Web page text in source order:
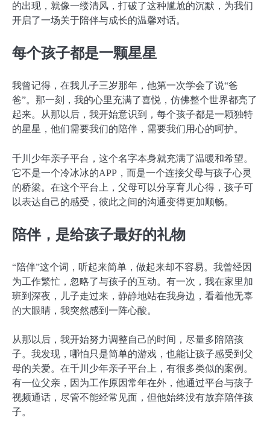
的出现，就像一缕清风，打破了这种尴尬的沉默，为我们
开启了一场关于陪伴与成长的温馨对话。
每个孩子都是一颗星星
我曾记得，在我儿子三岁那年，他第一次学会了说“爸
爸”。那一刻，我的心里充满了喜悦，仿佛整个世界都亮了
起来。从那以后，我开始意识到，每个孩子都是一颗独特
的星星，他们需要我们的陪伴，需要我们用心的呵护。
千川少年亲子平台，这个名字本身就充满了温暖和希望。
它不是一个冷冰冰的APP，而是一个连接父母与孩子心灵
的桥梁。在这个平台上，父母可以分享育儿心得，孩子可
以表达自己的感受，彼此之间的沟通变得更加顺畅。
陪伴，是给孩子最好的礼物
“陪伴”这个词，听起来简单，做起来却不容易。我曾经因
为工作繁忙，忽略了与孩子的互动。有一次，我在家里加
班到深夜，儿子走过来，静静地站在我身边，看着他无辜
的大眼睛，我突然感到一阵心酸。
从那以后，我开始努力调整自己的时间，尽量多陪陪孩
子。我发现，哪怕只是简单的游戏，也能让孩子感受到父
母的关爱。在千川少年亲子平台上，有很多类似的案例。
有一位父亲，因为工作原因常年在外，他通过平台与孩子
视频通话，尽管不能经常见面，但他始终没有放弃陪伴孩
子。